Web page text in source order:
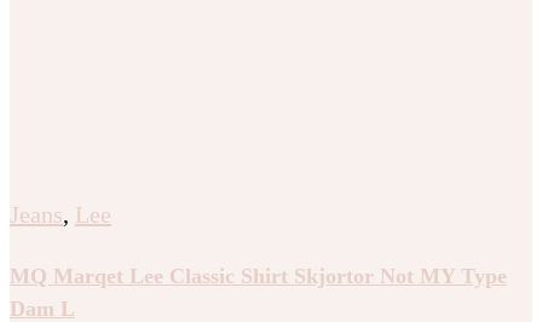
Jeans, Lee
MQ Marqet Lee Classic Shirt Skjortor Not MY Type
Dam L